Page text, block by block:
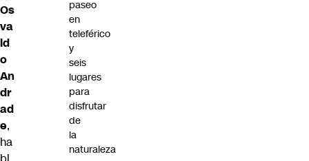
Os
va
ld
o
An
dr
ad
e,
ha
paseo
en
teleférico
y
seis
lugares
para
disfrutar
de
la
naturaleza